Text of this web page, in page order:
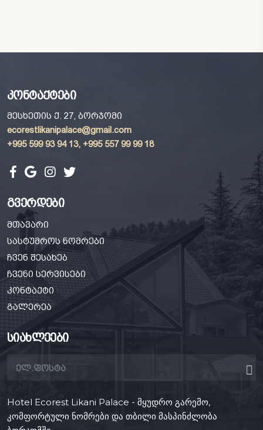
კონტაქტები
მესხეთის ქ. 27, ბორჯომი
ecorestlikanipalace@gmail.com
+995 599 93 94 13, +995 557 99 99 18
გვერდები
მთავარი
სასტუმროს ნომრები
ჩვენ შესახებ
ჩვენი სერვისები
კონტაქტი
გალერეა
სიახლეები
Hotel Ecorest Likani Palace - მყუდრო გარემო,
კომფორტული ნომრები და თბილი მასპინძლობა